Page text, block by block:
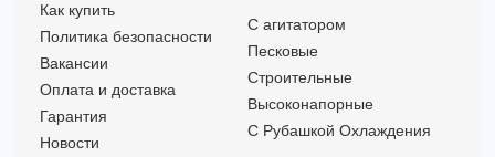
Как купить
Политика безопасности
Вакансии
Оплата и доставка
Гарантия
Новости
C агитатором
Песковые
Строительные
Высоконапорные
С Рубашкой Охлаждения